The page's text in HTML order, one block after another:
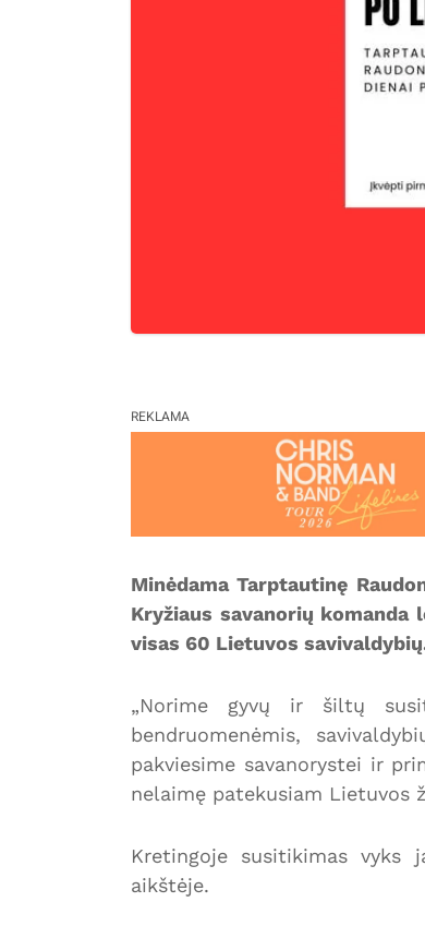
REKLAMA
Minėdama Tarptautinę
Kryžiaus savanorių
visas 60 Lietuvos
„Norime gyvų ir šiltų
bendruomenėmis,
pakviesime savanorystei ir
nelaimę patekusiam Lietuvos
Kretingoje susitikimas vyks
aikštėje.